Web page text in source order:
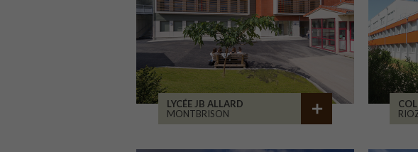
LYCÉE JB ALLARD
MONTBRISON